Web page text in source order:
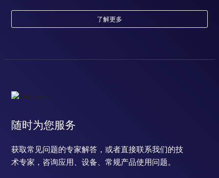
了解更多
随时为您服务
获取常见问题的专家解答，或者直接联系我们的技
术专家，咨询应用、设备、常规产品使用问题。